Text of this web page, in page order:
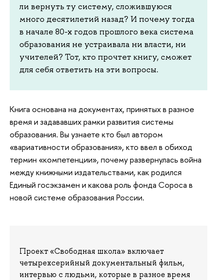
ли вернуть ту систему, сложившуюся
много десятилетий назад? И почему тогда
в начале 80-х годов прошлого века система
образования не устраивала ни власти, ни
учителей? Тот, кто прочтет книгу, сможет
для себя ответить на эти вопросы.
Книга основана на документах, принятых в разное
время и задававших рамки развития системы
образования. Вы узнаете кто был автором
«вариативности образования», кто ввел в обиход
термин «компетенции», почему развернулась война
между книжными издательствами, как родился
Единый госэкзамен и какова роль фонда Сороса в
новой системе образования России.
Проект «Свободная школа» включает
четырехсерийный документальный фильм,
интервью с людьми, которые в разное время